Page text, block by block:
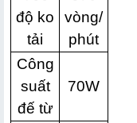
độ ko
tải
vòng/
phút
Công
suất
đế từ
70W